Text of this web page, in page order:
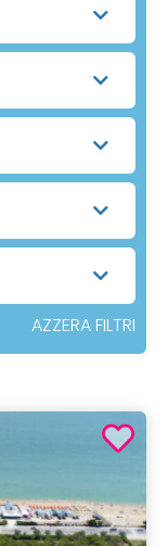
AZZERA FILTRI